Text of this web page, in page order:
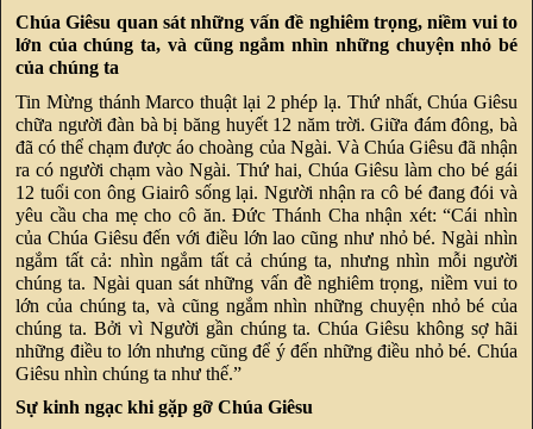
Chúa Giêsu quan sát những vấn đề nghiêm trọng, niềm vui to
lớn của chúng ta, và cũng ngắm nhìn những chuyện nhỏ bé
của chúng ta
Tin Mừng thánh Marco thuật lại 2 phép lạ. Thứ nhất, Chúa Giêsu
chữa người đàn bà bị băng huyết 12 năm trời. Giữa đám đông, bà
đã có thể chạm được áo choàng của Ngài. Và Chúa Giêsu đã nhận
ra có người chạm vào Ngài. Thứ hai, Chúa Giêsu làm cho bé gái
12 tuổi con ông Giairô sống lại. Người nhận ra cô bé đang đói và
yêu cầu cha mẹ cho cô ăn. Đức Thánh Cha nhận xét: “Cái nhìn
của Chúa Giêsu đến với điều lớn lao cũng như nhỏ bé. Ngài nhìn
ngắm tất cả: nhìn ngắm tất cả chúng ta, nhưng nhìn mỗi người
chúng ta. Ngài quan sát những vấn đề nghiêm trọng, niềm vui to
lớn của chúng ta, và cũng ngắm nhìn những chuyện nhỏ bé của
chúng ta. Bởi vì Người gần chúng ta. Chúa Giêsu không sợ hãi
những điều to lớn nhưng cũng để ý đến những điều nhỏ bé. Chúa
Giêsu nhìn chúng ta như thế.”
Sự kinh ngạc khi gặp gỡ Chúa Giêsu